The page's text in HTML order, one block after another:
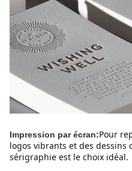
Impression par écran:Pour
logos vibrants et des dessins
sérigraphie est le choix idéal.